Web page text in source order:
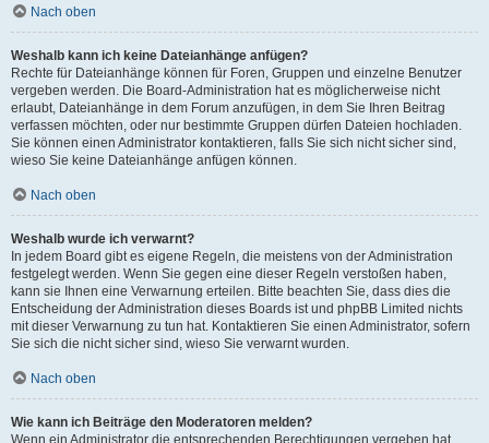
Nach oben
Weshalb kann ich keine Dateianhänge anfügen?
Rechte für Dateianhänge können für Foren, Gruppen und einzelne Benutzer
vergeben werden. Die Board-Administration hat es möglicherweise nicht
erlaubt, Dateianhänge in dem Forum anzufügen, in dem Sie Ihren Beitrag
verfassen möchten, oder nur bestimmte Gruppen dürfen Dateien hochladen.
Sie können einen Administrator kontaktieren, falls Sie sich nicht sicher sind,
wieso Sie keine Dateianhänge anfügen können.
Nach oben
Weshalb wurde ich verwarnt?
In jedem Board gibt es eigene Regeln, die meistens von der Administration
festgelegt werden. Wenn Sie gegen eine dieser Regeln verstoßen haben,
kann sie Ihnen eine Verwarnung erteilen. Bitte beachten Sie, dass dies die
Entscheidung der Administration dieses Boards ist und phpBB Limited nichts
mit dieser Verwarnung zu tun hat. Kontaktieren Sie einen Administrator, sofern
Sie sich die nicht sicher sind, wieso Sie verwarnt wurden.
Nach oben
Wie kann ich Beiträge den Moderatoren melden?
Wenn ein Administrator die entsprechenden Berechtigungen vergeben hat,